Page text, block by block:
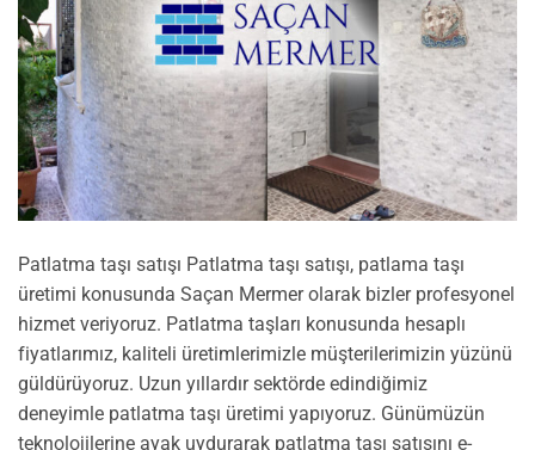
Patlatma taşı satışı Patlatma taşı satışı, patlama taşı
üretimi konusunda Saçan Mermer olarak bizler profesyonel
hizmet veriyoruz. Patlatma taşları konusunda hesaplı
fiyatlarımız, kaliteli üretimlerimizle müşterilerimizin yüzünü
güldürüyoruz. Uzun yıllardır sektörde edindiğimiz
deneyimle patlatma taşı üretimi yapıyoruz. Günümüzün
teknolojilerine ayak uydurarak patlatma taşı satışını e-